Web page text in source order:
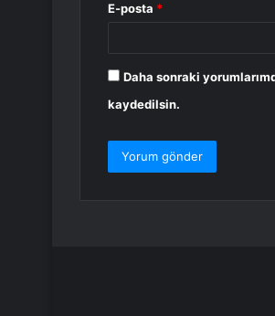
E-posta *
Daha sonraki
kaydedilsin.